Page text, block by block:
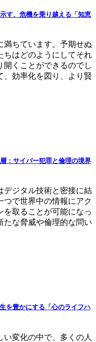
す、危機を乗り越える「知恵
満ちています。予期せぬ
ちはどのようにしてそれ
開くことができるのでし
、効率化を図り、より賢
：サイバー犯罪と倫理の境界
デジタル技術と密接に結
つで世界中の情報にアク
を取ることが可能になっ
たな脅威や倫理的な問い
を豊かにする「心のライフハ
変化の中で、多くの人